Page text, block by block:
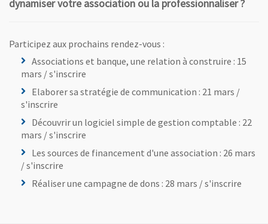
dynamiser votre association ou la professionnaliser ?
Participez aux prochains rendez-vous :
Associations et banque, une relation à construire : 15
mars / s'inscrire
Elaborer sa stratégie de communication : 21 mars /
s'inscrire
Découvrir un logiciel simple de gestion comptable : 22
mars / s'inscrire
Les sources de financement d'une association : 26 mars
/ s'inscrire
Réaliser une campagne de dons : 28 mars / s'inscrire